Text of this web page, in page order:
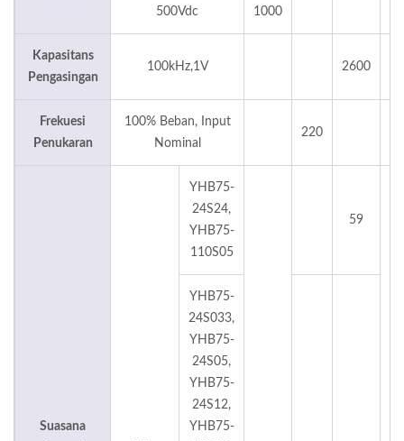
500Vdc 1000
Kapasitans
Pengasingan
100kHz,1V 2600
Frekuesi
Penukaran
100% Beban, Input
Nominal
220
Suasana
YHB75-
24S24,
YHB75-
110S05
59
YHB75-
24S033,
YHB75-
24S05,
YHB75-
24S12,
YHB75-